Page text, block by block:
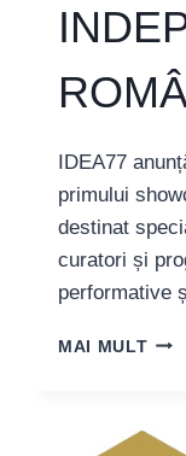
IDEA77
primului
destinat
curatori și
performative
MAI MULT